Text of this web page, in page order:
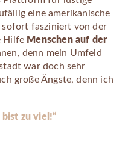
eine amerikanische
sofort fasziniert von der
Hilfe Menschen auf der
denn mein Umfeld
war doch sehr
große Ängste, denn ich
zu viel!“